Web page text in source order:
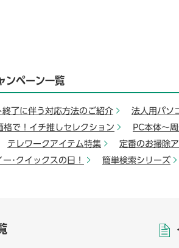
ンペーン一覧
了に伴う対応方法のご紹介
法人用パソ
格で！イチ推しセレクション
PC本体～
テレワークアイテム特集
定番のお掃除
･クイックスの日！
簡単検索シリーズ